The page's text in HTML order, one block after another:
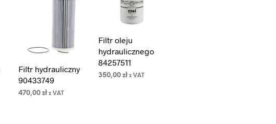
Filtr hydrauliczny
90433749
470,00 zł z VAT
Filtr oleju
hydraulicznego
84257511
350,00zł z VAT